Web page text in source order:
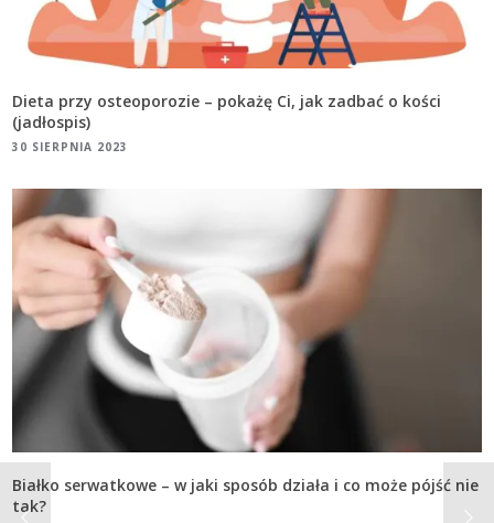
Dieta przy osteoporozie – pokażę Ci, jak zadbać o kości
(jadłospis)
30 SIERPNIA 2023
Białko serwatkowe – w jaki sposób działa i co może pójść nie
tak?